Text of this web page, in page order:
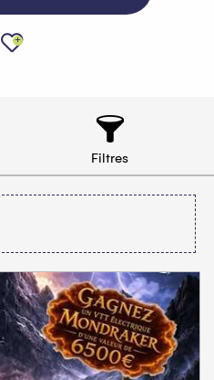
Ajouter aux
Filtres